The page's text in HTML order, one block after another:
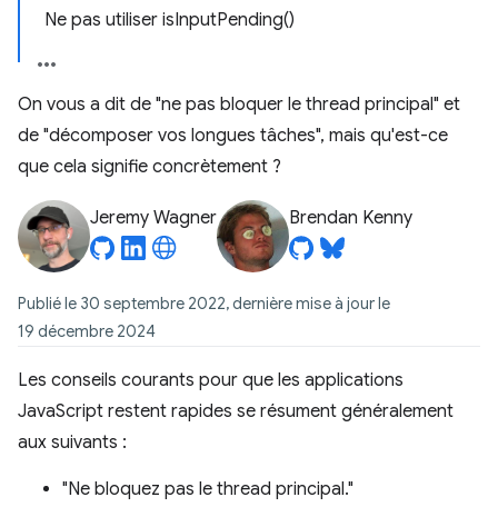
Ne pas utiliser isInputPending()
On vous a dit de "ne pas bloquer le thread principal" et
de "décomposer vos longues tâches", mais qu'est-ce
que cela signifie concrètement ?
Jeremy Wagner Brendan Kenny
Publié le 30 septembre 2022, dernière mise à jour le
19 décembre 2024
Les conseils courants pour que les applications
JavaScript restent rapides se résument généralement
aux suivants :
"Ne bloquez pas le thread principal."